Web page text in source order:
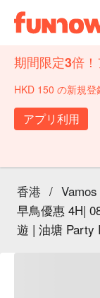
期間限定3倍！
HKD 150 の新規登
アプリ利用
香港 /
早鳥優惠 4H|
遊 | 油塘 Party